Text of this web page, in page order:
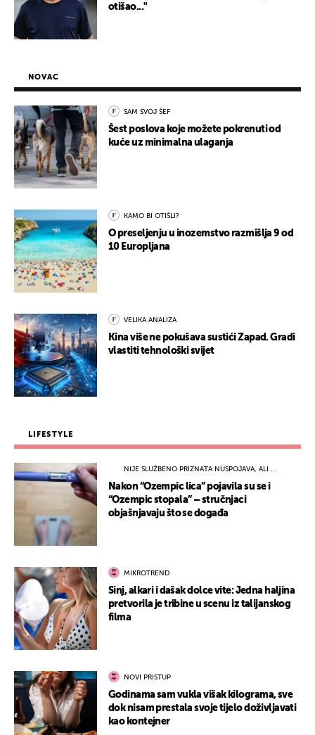
otišao..."
NOVAC
SAM SVOJ ŠEF
Šest poslova koje možete pokrenuti od
kuće uz minimalna ulaganja
KAMO BI OTIŠLI?
O preseljenju u inozemstvo razmišlja 9 od
10 Europljana
VELIKA ANALIZA
Kina više ne pokušava sustići Zapad. Gradi
vlastiti tehnološki svijet
LIFESTYLE
NIJE SLUŽBENO PRIZNATA NUSPOJAVA, ALI ...
Nakon “Ozempic lica” pojavila su se i
“Ozempic stopala” – stručnjaci
objašnjavaju što se događa
MIKROTREND
Sinj, alkari i dašak dolce vite: Jedna haljina
pretvorila je tribine u scenu iz talijanskog
filma
NOVI PRISTUP
Godinama sam vukla višak kilograma, sve
dok nisam prestala svoje tijelo doživljavati
kao kontejner